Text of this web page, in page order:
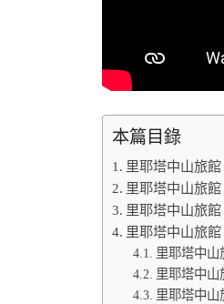
本篇目錄
里耶塔中山旅館
里耶塔中山旅
里耶塔中山旅
里耶塔中山旅
里耶塔中山
里耶塔中山
里耶塔中山